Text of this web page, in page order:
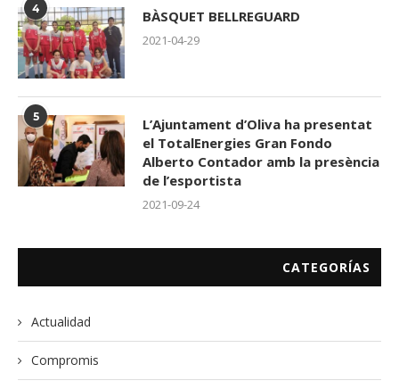
4 BÀSQUET BELLREGUARD
2021-04-29
5
L’Ajuntament d’Oliva ha presentat
el TotalEnergies Gran Fondo
Alberto Contador amb la presència
de l’esportista
2021-09-24
CATEGORÍAS
Actualidad
Compromis